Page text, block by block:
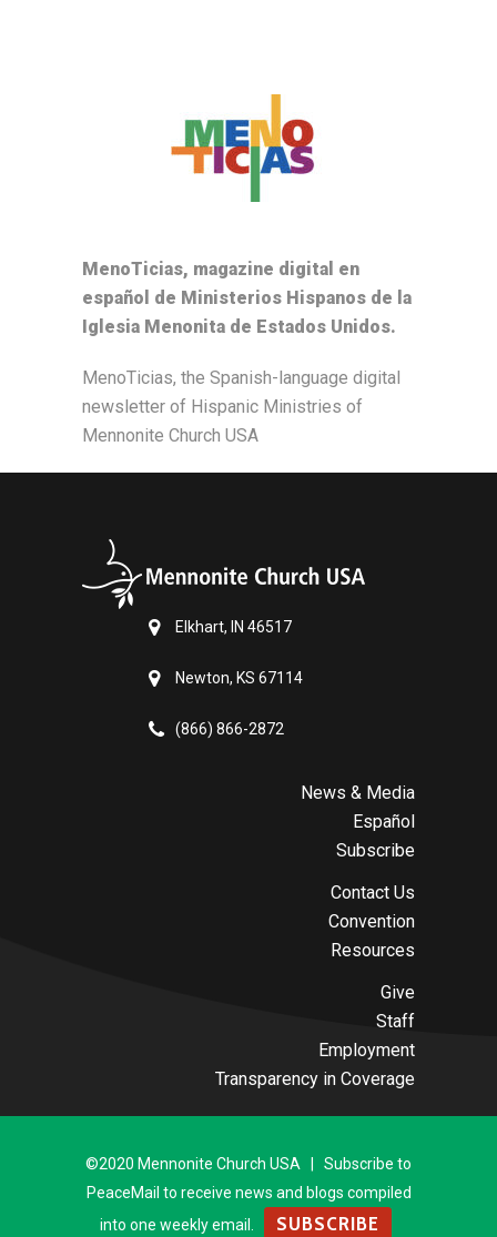
MenoTicias, magazine digital en
español de Ministerios Hispanos de la
Iglesia Menonita de Estados Unidos.
MenoTicias, the Spanish-language digital
newsletter of Hispanic Ministries of
Mennonite Church USA
Elkhart, IN 46517
Newton, KS 67114
(866) 866-2872
News & Media
Español
Subscribe
Contact Us
Convention
Resources
Give
Staff
Employment
Transparency in Coverage
©2020 Mennonite Church USA | Subscribe to
PeaceMail to receive news and blogs compiled
into one weekly email.
SUBSCRIBE